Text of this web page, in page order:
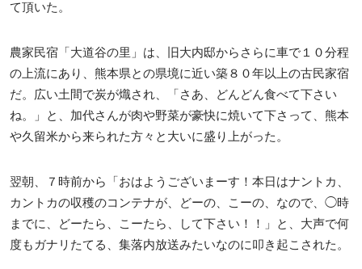
て頂いた。
農家民宿「大道谷の里」は、旧大内邸からさらに車で１０分程
の上流にあり、熊本県との県境に近い築８０年以上の古民家宿
だ。広い土間で炭が熾され、「さあ、どんどん食べて下さい
ね。」と、加代さんが肉や野菜が豪快に焼いて下さって、熊本
や久留米から来られた方々と大いに盛り上がった。
翌朝、７時前から「おはようございまーす！本日はナントカ、
カントカの収穫のコンテナが、どーの、こーの、なので、◯時
までに、どーたら、こーたら、して下さい！！」と、大声で何
度もガナリたてる、集落内放送みたいなのに叩き起こされた。